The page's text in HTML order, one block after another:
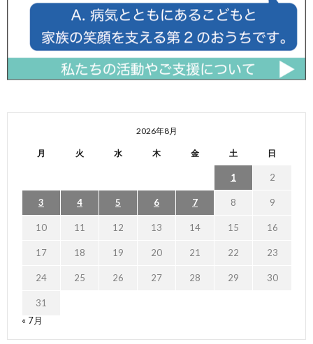
2026年8月
月 火 水 木 金 土 日
1 2
3 4 5 6 7 8 9
10 11 12 13 14 15 16
17 18 19 20 21 22 23
24 25 26 27 28 29 30
31
« 7月